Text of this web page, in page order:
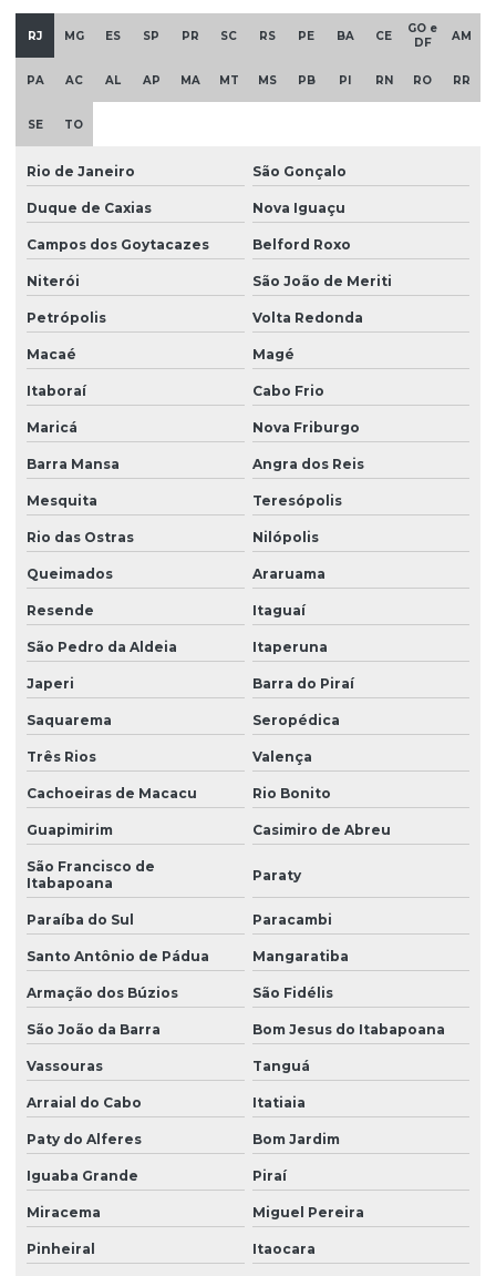
RJ MG ES SP PR SC RS PE BA CE
GO e
DF
AM
PA AC AL AP MA MT MS PB PI RN RO RR
SE TO
Rio de Janeiro São Gonçalo
Duque de Caxias Nova Iguaçu
Campos dos Goytacazes Belford Roxo
Niterói São João de Meriti
Petrópolis Volta Redonda
Macaé Magé
Itaboraí Cabo Frio
Maricá Nova Friburgo
Barra Mansa Angra dos Reis
Mesquita Teresópolis
Rio das Ostras Nilópolis
Queimados Araruama
Resende Itaguaí
São Pedro da Aldeia Itaperuna
Japeri Barra do Piraí
Saquarema Seropédica
Três Rios Valença
Cachoeiras de Macacu Rio Bonito
Guapimirim Casimiro de Abreu
São Francisco de
Itabapoana
Paraty
Paraíba do Sul Paracambi
Santo Antônio de Pádua Mangaratiba
Armação dos Búzios São Fidélis
São João da Barra Bom Jesus do Itabapoana
Vassouras Tanguá
Arraial do Cabo Itatiaia
Paty do Alferes Bom Jardim
Iguaba Grande Piraí
Miracema Miguel Pereira
Pinheiral Itaocara